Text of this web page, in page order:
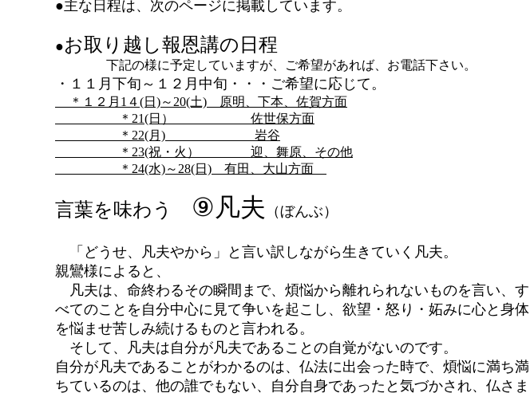
●主な日程は、次のページに掲載しています。
●お取り越し報恩講の日程
下記の様に予定していますが、ご希望があれば、お電話下さい。
・１１月下旬～１２月中旬・・・ご希望に応じて。
＊１２月1４(日)～20(土) 原明、下本、佐賀方面
＊21(日） 佐世保方面
＊22(月) 岩谷
＊23(祝・火） 迎、舞原、その他
＊24(水)～28(日) 有田、大山方面
言葉を味わう ⑨凡夫 （ぼんぶ）
「どうせ、凡夫やから」と言い訳しながら生きていく凡夫。
親鸞様によると、
凡夫は、命終わるその瞬間まで、煩悩から離れられないものを言い、す
べてのことを自分中心に見て争いを起こし、欲望・怒り・妬みに心と身体
を悩ませ苦しみ続けるものと言われる。
そして、凡夫は自分が凡夫であることの自覚がないのです。
自分が凡夫であることがわかるのは、仏法に出会った時で、煩悩に満ち満
ちているのは、他の誰でもない、自分自身であったと気づかされ、仏さま